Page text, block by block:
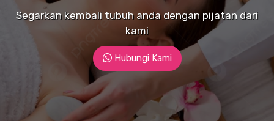
Segarkan kembali tubuh anda dengan pijatan dari
kami
Hubungi Kami